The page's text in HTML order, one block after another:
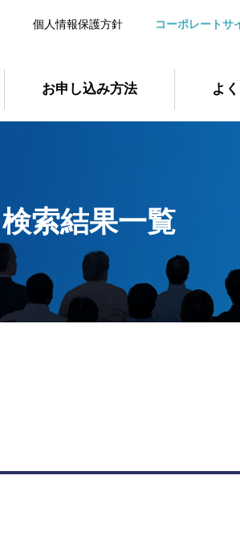
個人情報保護方針 コーポレートサ
お申し込み方法 よ
検索結果一覧